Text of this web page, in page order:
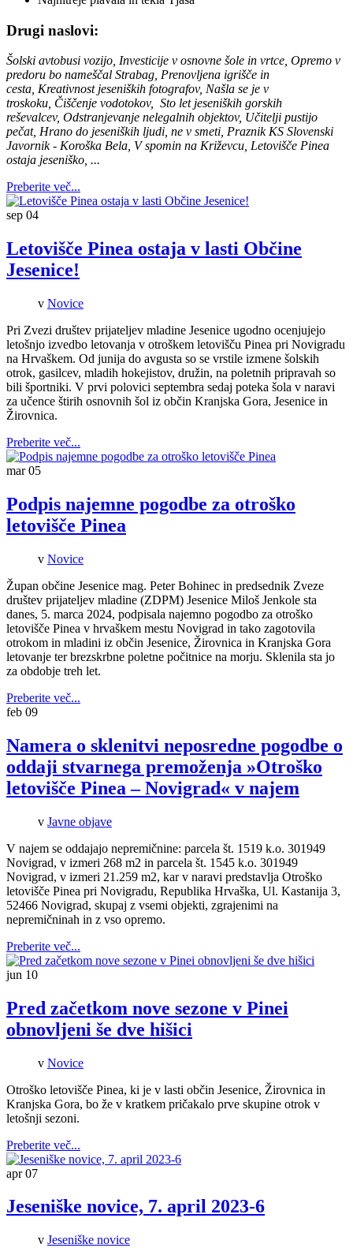
Drugi naslovi:
Šolski avtobusi vozijo, Investicije v osnovne šole in vrtce, Opremo v
predoru bo nameščal Strabag, Prenovljena igrišče in
cesta, Kreativnost jeseniških fotografov, Našla se je v
troskoku, Čiščenje vodotokov, Sto let jeseniških gorskih
reševalcev, Odstranjevanje nelegalnih objektov, Učitelji pustijo
pečat, Hrano do jeseniških ljudi, ne v smeti, Praznik KS Slovenski
Javornik - Koroška Bela, V spomin na Križevcu, Letovišče Pinea
ostaja jeseniško, ...
Preberite več...
sep 04
Letovišče Pinea ostaja v lasti Občine
Jesenice!
v Novice
Pri Zvezi društev prijateljev mladine Jesenice ugodno ocenjujejo
letošnjo izvedbo letovanja v otroškem letovišču Pinea pri Novigradu
na Hrvaškem. Od junija do avgusta so se vrstile izmene šolskih
otrok, gasilcev, mladih hokejistov, družin, na poletnih pripravah so
bili športniki. V prvi polovici septembra sedaj poteka šola v naravi
za učence štirih osnovnih šol iz občin Kranjska Gora, Jesenice in
Žirovnica.
Preberite več...
mar05
Podpis najemne pogodbe za otroško
letovišče Pinea
v Novice
Župan občine Jesenice mag. Peter Bohinec in predsednik Zveze
društev prijateljev mladine (ZDPM) Jesenice Miloš Jenkole sta
danes, 5. marca 2024, podpisala najemno pogodbo za otroško
letovišče Pinea v hrvaškem mestu Novigrad in tako zagotovila
otrokom in mladini iz občin Jesenice, Žirovnica in Kranjska Gora
letovanje ter brezskrbne poletne počitnice na morju. Sklenila sta jo
za obdobje treh let.
Preberite več...
feb 09
Namera o sklenitvi neposredne pogodbe o
oddaji stvarnega premoženja »Otroško
letovišče Pinea – Novigrad« v najem
v Javne objave
V najem se oddajajo nepremičnine: parcela št. 1519 k.o. 301949
Novigrad, v izmeri 268 m2 in parcela št. 1545 k.o. 301949
Novigrad, v izmeri 21.259 m2, kar v naravi predstavlja Otroško
letovišče Pinea pri Novigradu, Republika Hrvaška, Ul. Kastanija 3,
52466 Novigrad, skupaj z vsemi objekti, zgrajenimi na
nepremičninah in z vso opremo.
Preberite več...
jun 10
Pred začetkom nove sezone v Pinei
obnovljeni še dve hišici
v Novice
Otroško letovišče Pinea, ki je v lasti občin Jesenice, Žirovnica in
Kranjska Gora, bo že v kratkem pričakalo prve skupine otrok v
letošnji sezoni.
Preberite več...
apr07
Jeseniške novice, 7. april 2023-6
v Jeseniške novice